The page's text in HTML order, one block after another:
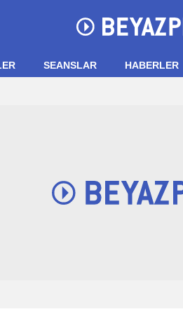
SEANSLAR HABERLER